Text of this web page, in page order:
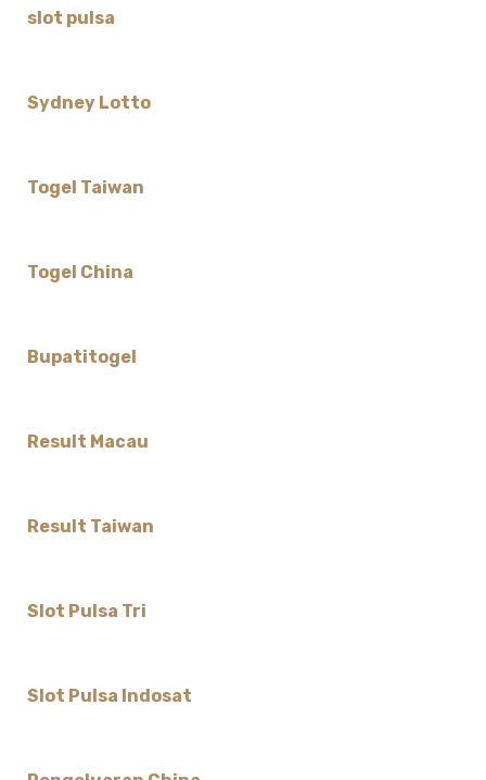
slot pulsa
Sydney Lotto
Togel Taiwan
Togel China
Bupatitogel
Result Macau
Result Taiwan
Slot Pulsa Tri
Slot Pulsa Indosat